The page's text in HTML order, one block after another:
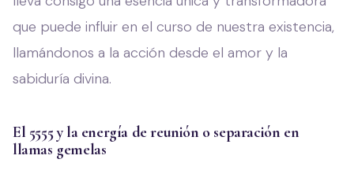
que puede influir en el curso de nuestra existencia,
llamándonos a la acción desde el amor y la
sabiduría divina.
El 5555 y la energía de reunión o separación en
llamas gemelas